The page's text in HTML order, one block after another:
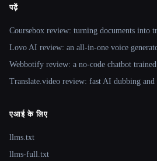
पढ़ें
Coursebox review: turning documents into
Lovo AI review: an all-in-one voice
Webbotify review: a no-code chatbot
Translate.video review: fast AI dubbing and
एआई के लिए
llms.txt
llms-full.txt